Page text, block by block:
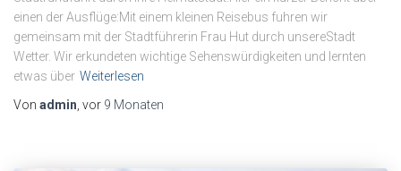
einen der Ausflüge:Mit einem kleinen Reisebus fuhren wir
gemeinsam mit der Stadtführerin Frau Hut durch unsereStadt
Wetter. Wir erkundeten wichtige Sehenswürdigkeiten und lernten
etwas über Weiterlesen
Von admin , vor 9 Monaten